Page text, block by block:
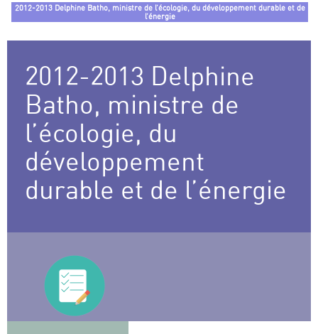
2012-2013 Delphine Batho, ministre de l’écologie, du développement durable et de
l’énergie
2012-2013 Delphine
Batho, ministre de
l’écologie, du
développement
durable et de l’énergie